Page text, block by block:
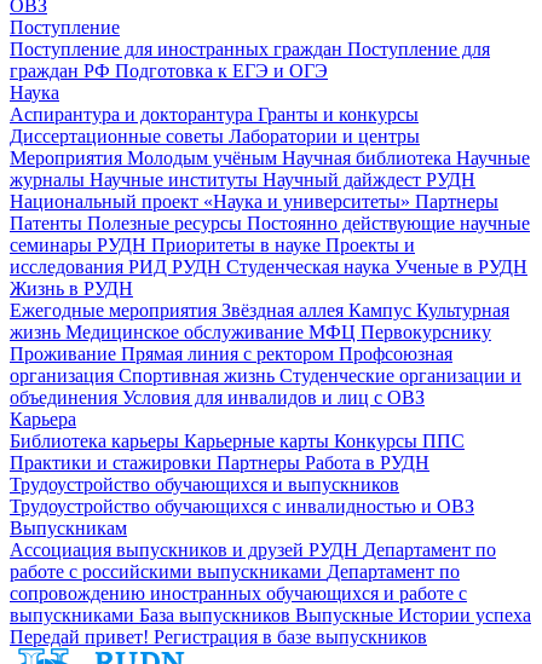
ОВЗ
Поступление
Поступление для иностранных граждан Поступление для
граждан РФ Подготовка к ЕГЭ и ОГЭ
Наука
Аспирантура и докторантура Гранты и конкурсы
Диссертационные советы Лаборатории и центры
Мероприятия Молодым учёным Научная библиотека Научные
журналы Научные институты Научный дайждест РУДН
Национальный проект «Наука и университеты» Партнеры
Патенты Полезные ресурсы Постоянно действующие научные
семинары РУДН Приоритеты в науке Проекты и
исследования РИД РУДН Студенческая наука Ученые в РУДН
Жизнь в РУДН
Ежегодные мероприятия Звёздная аллея Кампус Культурная
жизнь Медицинское обслуживание МФЦ Первокурснику
Проживание Прямая линия с ректором Профсоюзная
организация Спортивная жизнь Студенческие организации и
объединения Условия для инвалидов и лиц с ОВЗ
Карьера
Библиотека карьеры Карьерные карты Конкурсы ППС
Практики и стажировки Партнеры Работа в РУДН
Трудоустройство обучающихся и выпускников
Трудоустройство обучающихся с инвалидностью и ОВЗ
Выпускникам
Ассоциация выпускников и друзей РУДН Департамент по
работе с российскими выпускниками Департамент по
сопровождению иностранных обучающихся и работе с
выпускниками База выпускников Выпускные Истории успеха
Передай привет! Регистрация в базе выпускников